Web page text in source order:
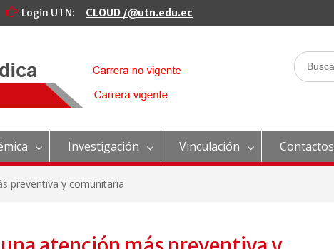
Login UTN: CLOUD /@utn.edu.ec
Search
for:
Investigación Vinculación Contactos
preventiva y comunitaria